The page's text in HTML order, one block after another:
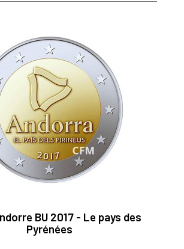
BU 2017 - Le pays des
Pyrénées